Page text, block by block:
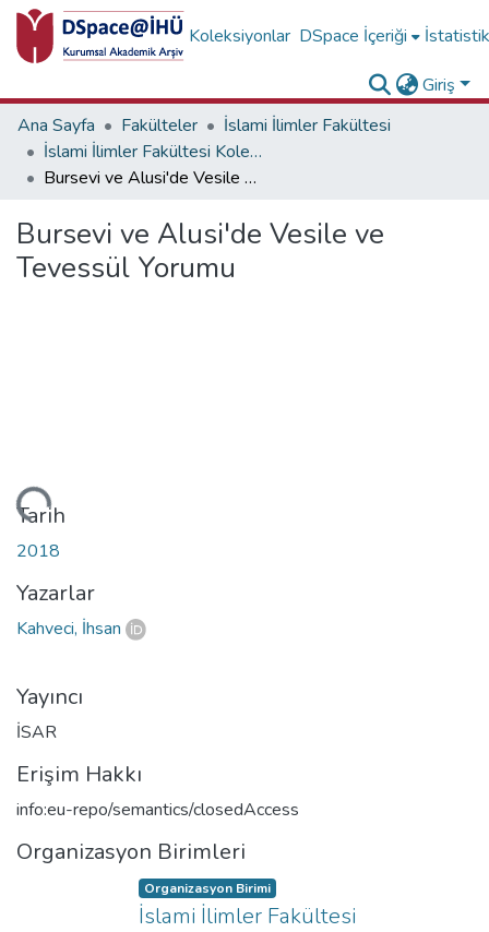
Koleksiyonlar DSpace İçeriği
Giriş
Ana Sayfa
Fakülteler
İslami İlimler Fakültesi
İslami İlimler Fakültesi Koleksiyonu
Bursevi ve Alusi'de Vesile ve Tevessül Yorumu
Bursevi ve Alusi'de Vesile ve
Tevessül Yorumu
Tarih
2018
Yazarlar
Kahveci, İhsan
Yayıncı
İSAR
Erişim Hakkı
info:eu-repo/semantics/closedAccess
Organizasyon Birimleri
Organizasyon Birimi
İslami İlimler Fakültesi